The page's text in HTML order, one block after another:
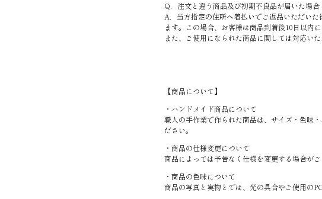
Q．注文と違う商品及び初期不良品が届いた場合
A．当方指定の住所へ着払いでご返品いただい
ます。この場合、お客様は商品到着後10日以内に
また、ご使用になられた商品に関しては対応い
【商品について】
・ハンドメイド商品について
職人の手作業で作られた商品は、サイズ・色味
ださい。
・商品の仕様変更について
商品によっては予告なく仕様を変更する場合が
・商品の色味について
商品の写真と実物とでは、光の具合やご使用の